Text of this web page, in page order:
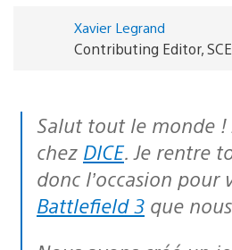
Xavier Legrand
Contributing Editor,
Salut tout le monde ! Je m’appelle Tommy Rydling, et je suis chef de produit
chez DICE. Je rentre
donc l’occasion
Battlefield 3 que